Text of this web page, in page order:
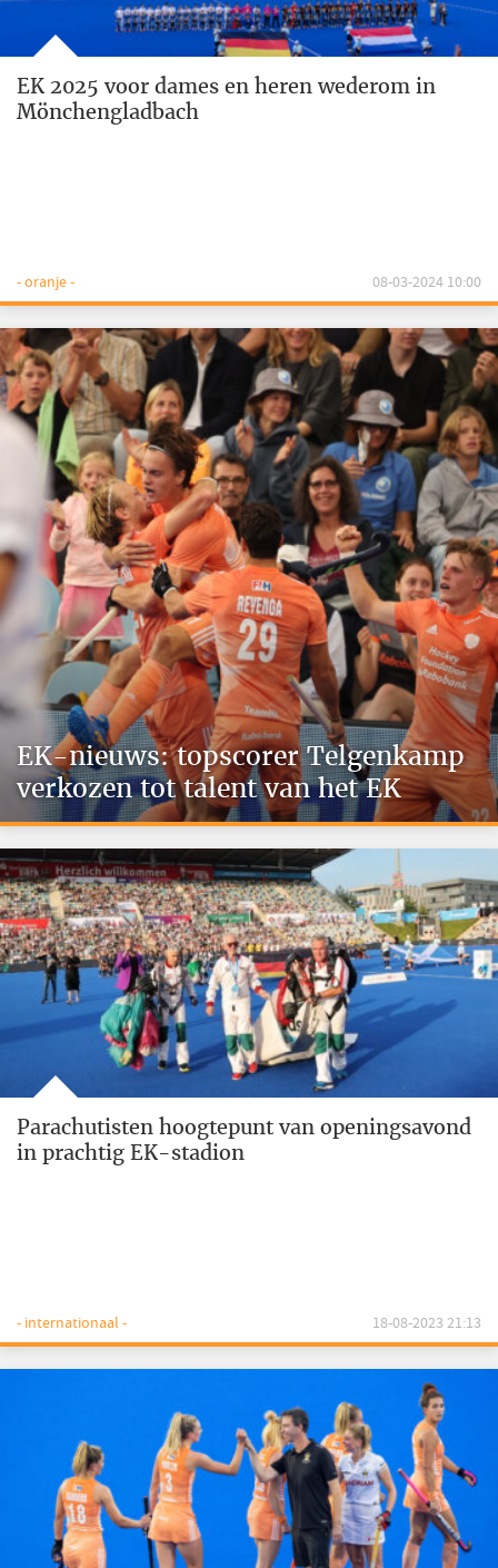
EK 2025 voor dames en heren wederom in
Mönchengladbach
- oranje - 08-03-2024 10:00
EK-nieuws: topscorer Telgenkamp
verkozen tot talent van het EK
Parachutisten hoogtepunt van openingsavond
in prachtig EK-stadion
- internationaal - 18-08-2023 21:13